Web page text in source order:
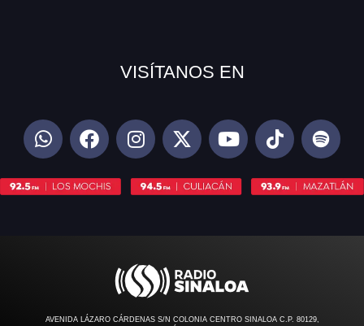
VISÍTANOS EN
AVENIDA LÁZARO CÁRDENAS S/N COLONIA CENTRO SINALOA C.P. 80129,